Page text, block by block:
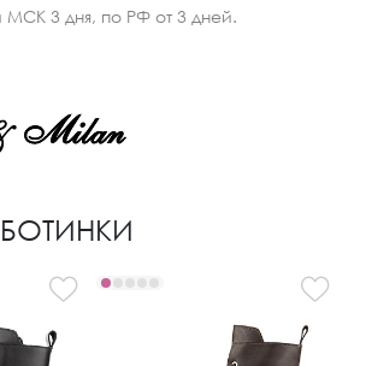
3 дня, по РФ от 3 дней.
БОТИНКИ